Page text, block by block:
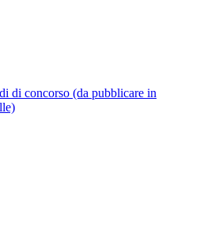
di concorso (da pubblicare in